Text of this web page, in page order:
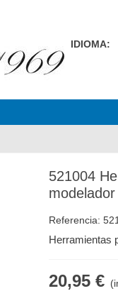
IDIOMA:
521004
Referencia:
Herramientas
20,95 €